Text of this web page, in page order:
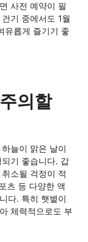
사전 예약이 필
기 중에서도 1월
유롭게 즐기기 좋
의할
늘이 맑은 날이
기 좋습니다. 갑
소될 걱정이 적
츠 등 다양한 액
다. 특히 햇볕이
체력적으로도 부